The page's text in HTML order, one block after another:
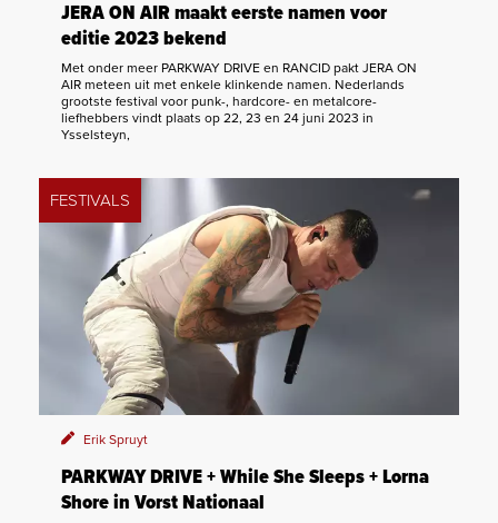
JERA ON AIR maakt eerste namen voor
editie 2023 bekend
Met onder meer PARKWAY DRIVE en RANCID pakt JERA ON
AIR meteen uit met enkele klinkende namen. Nederlands
grootste festival voor punk-, hardcore- en metalcore-
liefhebbers vindt plaats op 22, 23 en 24 juni 2023 in
Ysselsteyn,
FESTIVALS
Erik Spruyt
PARKWAY DRIVE + While She Sleeps + Lorna
Shore in Vorst Nationaal